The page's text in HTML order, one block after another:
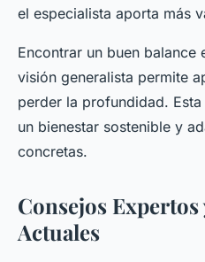
el especialista aporta más
Encontrar un buen balance
visión generalista permite
perder la profundidad.
un bienestar sostenible y
concretas.
Consejos Expertos
Actuales